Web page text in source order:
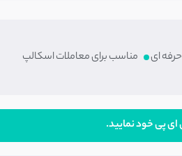
ای​ مناسب برای معاملات اسکالپ